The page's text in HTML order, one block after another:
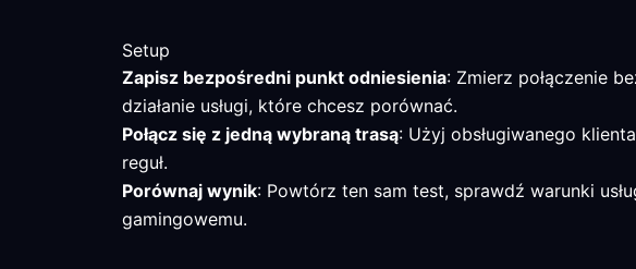
Setup
Zapisz bezpośredni punkt odniesienia: Zmierz połączenie
działanie usługi, które chcesz porównać.
Połącz się z jedną wybraną trasą: Użyj obsługiwanego
reguł.
Porównaj wynik: Powtórz ten sam test, sprawdź warunki
gamingowemu.